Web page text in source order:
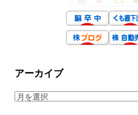
アーカイブ
ア